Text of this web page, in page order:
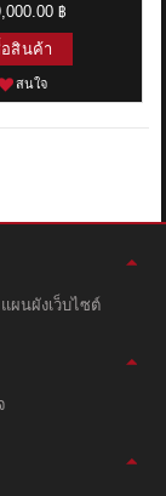
฿
สินค้า
สนใจ
แผนผังเว็บไซต์